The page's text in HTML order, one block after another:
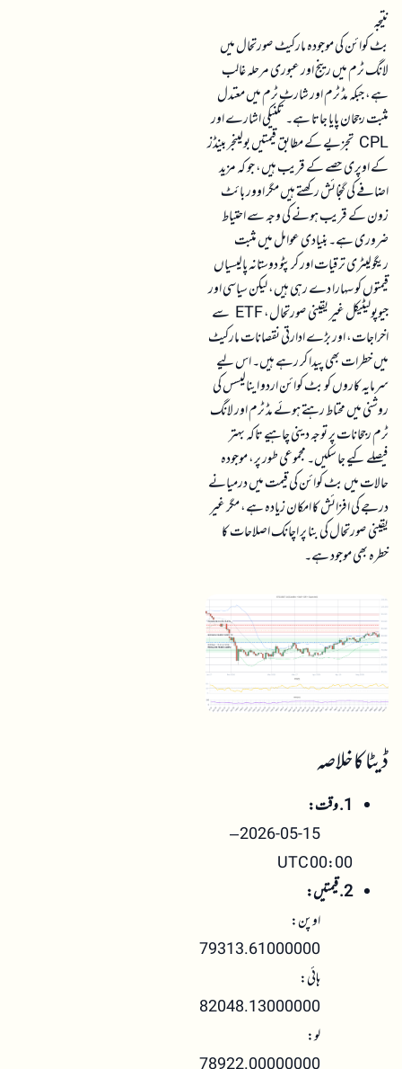
نتیجہ
بٹ کوائن کی موجودہ مارکیٹ صورتحال میں
لانگ ٹرم میں رینج اور عبوری مرحلہ غالب
ہے، جبکہ مڈ ٹرم اور شارٹ ٹرم میں معتدل
مثبت رجحان پایا جاتا ہے۔ تکنیکی اشارے اور
CPL تجزیے کے مطابق قیمتیں بولینجر بینڈز
کے اوپری حصے کے قریب ہیں، جو کہ مزید
اضافے کی گنجائش رکھتے ہیں مگر اوور بائٹ
زون کے قریب ہونے کی وجہ سے احتیاط
ضروری ہے۔ بنیادی عوامل میں مثبت
ریگولیٹری ترقیات اور کرپٹو دوستانہ پالیسیاں
قیمتوں کو سہارا دے رہی ہیں، لیکن سیاسی اور
جیوپولیٹیکل غیر یقینی صورتحال، ETF سے
اخراجات، اور بڑے ادارتی نقصانات مارکیٹ
میں خطرات بھی پیدا کر رہے ہیں۔ اس لیے
سرمایہ کاروں کو بٹ کوائن اردو اینالیسس کی
روشنی میں محتاط رہتے ہوئے مڈ ٹرم اور لانگ
ٹرم رجحانات پر توجہ دینی چاہیے تاکہ بہتر
فیصلے کیے جا سکیں۔ مجموعی طور پر، موجودہ
حالات میں بٹ کوائن کی قیمت میں درمیانے
درجے کی افزائش کا امکان زیادہ ہے، مگر غیر
یقینی صورتحال کی بنا پر اچانک اصلاحات کا
خطرہ بھی موجود ہے۔
ڈیٹا کا خلاصہ
1. وقت:
2026-05-15 –
00:00 UTC
2. قیمتیں:
اوپن:
79313.61000000
ہائی:
82048.13000000
لو: